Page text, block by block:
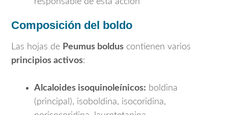
Composición del boldo
Las hojas de Peumus boldus contienen varios
principios activos:
Alcaloides isoquinoleínicos: boldina
(principal), isoboldina, isocoridina,